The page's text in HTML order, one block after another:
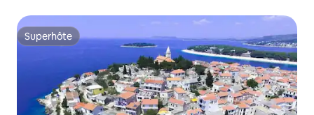
Superhôte
Superhôte